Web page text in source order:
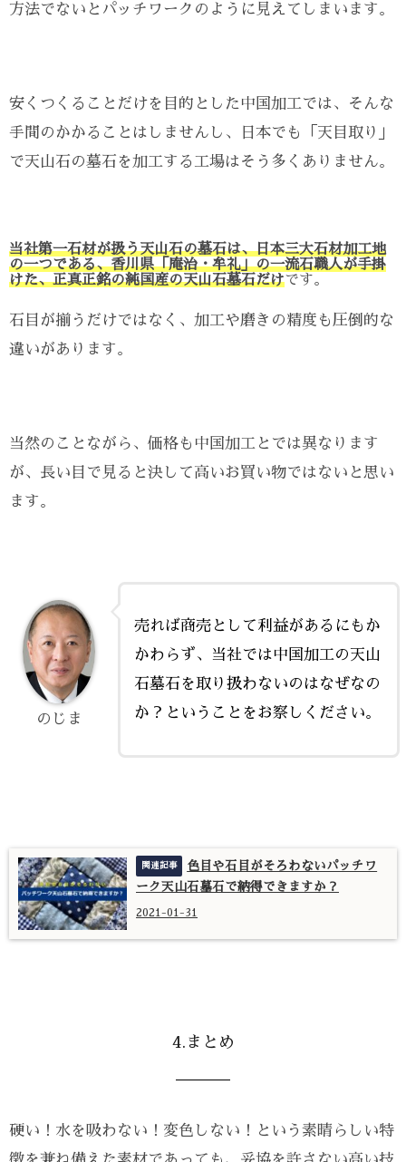
方法でないとパッチワークのように見えてしまいます。
安くつくることだけを目的とした中国加工では、そんな
手間のかかることはしませんし、日本でも「天目取り」
で天山石の墓石を加工する工場はそう多くありません。
当社第一石材が扱う天山石の墓石は、日本三大石材加工地
の一つである、香川県「庵治・牟礼」の一流石職人が手掛
けた、正真正銘の純国産の天山石墓石だけです。
石目が揃うだけではなく、加工や磨きの精度も圧倒的な
違いがあります。
当然のことながら、価格も中国加工とでは異なります
が、長い目で見ると決して高いお買い物ではないと思い
ます。
売れば商売として利益があるにもか
かわらず、当社では中国加工の天山
石墓石を取り扱わないのはなぜなの
か？ということをお察しください。
のじま
色目や石目がそろわないパッチワ
ーク天山石墓石で納得できますか？
2021-01-31
4.まとめ
硬い！水を吸わない！変色しない！という素晴らしい特